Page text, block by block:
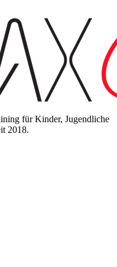
für Kinder, Jugendliche
2018.